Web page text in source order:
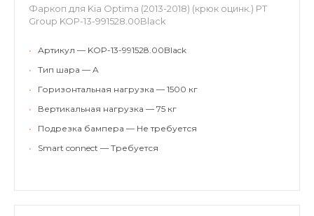
Фаркоп для Kia Optima (2013-2018) (крюк оцинк.) PT
Group KOP-13-991528.00Black
•
Артикул — KOP-13-991528.00Black
•
Тип шара — A
•
Горизонтальная нагрузка — 1500 кг
•
Вертикальная нагрузка — 75 кг
•
Подрезка бампера — Не требуется
•
Smart connect — Требуется